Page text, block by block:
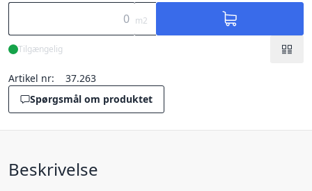
m2
Tilgængelig
Artikel nr:
37.263
Spørgsmål om produktet
Beskrivelse